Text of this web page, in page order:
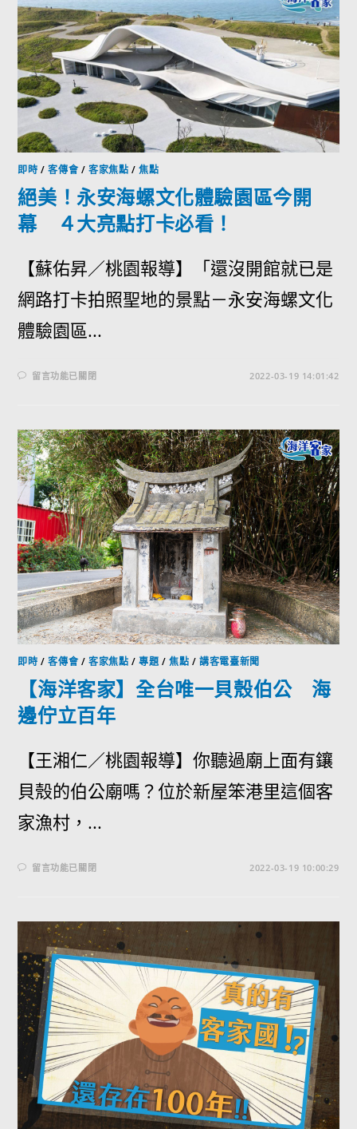
即時 /客傳會/客家焦點 /焦點
絕美！永安海螺文化體驗園區今開
幕 ４大亮點打卡必看！
【蘇佑昇／桃園報導】「還沒開館就已是
網路打卡拍照聖地的景點－永安海螺文化
體驗園區...
留言功能已關閉 2022-03-19 14:01:42
即時 /客傳會/客家焦點 /專題 /焦點 /講客電臺新聞
【海洋客家】全台唯一貝殼伯公 海
邊佇立百年
【王湘仁／桃園報導】你聽過廟上面有鑲
貝殼的伯公廟嗎？位於新屋笨港里這個客
家漁村，...
留言功能已關閉 2022-03-19 10:00:29